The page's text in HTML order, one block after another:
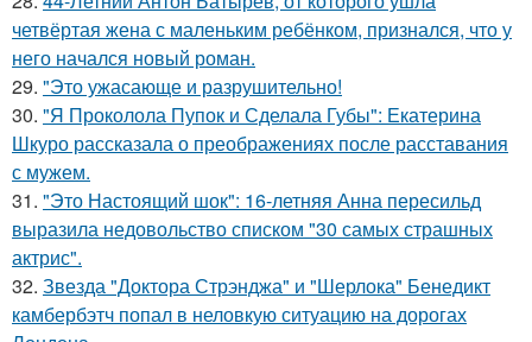
четвёртая жена с маленьким ребёнком, признался, что у
него начался новый роман.
29. "Это ужасающе и разрушительно!
30. "Я Проколола Пупок и Сделала Губы": Екатерина
Шкуро рассказала о преображениях после расставания
с мужем.
31. "Это Настоящий шок": 16-летняя Анна пересильд
выразила недовольство списком "30 самых страшных
актрис".
32. Звезда "Доктора Стрэнджа" и "Шерлока" Бенедикт
камбербэтч попал в неловкую ситуацию на дорогах